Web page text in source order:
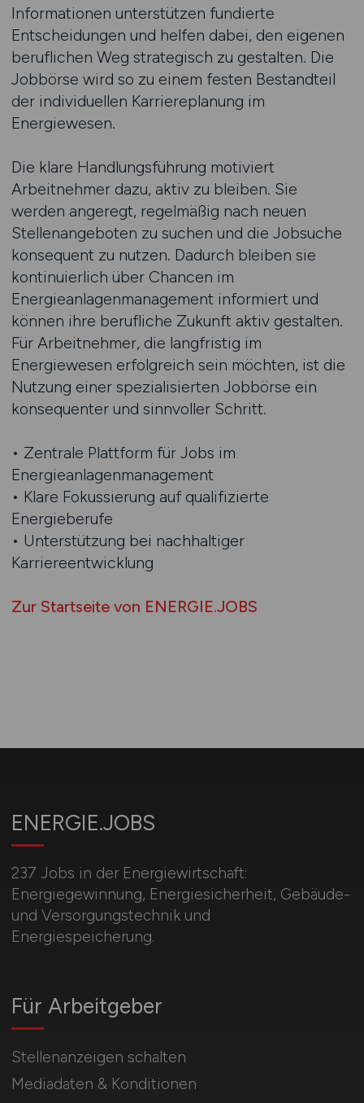
Informationen unterstützen fundierte
Entscheidungen und helfen dabei, den eigenen
beruflichen Weg strategisch zu gestalten. Die
Jobbörse wird so zu einem festen Bestandteil
der individuellen Karriereplanung im
Energiewesen.
Die klare Handlungsführung motiviert
Arbeitnehmer dazu, aktiv zu bleiben. Sie
werden angeregt, regelmäßig nach neuen
Stellenangeboten zu suchen und die Jobsuche
konsequent zu nutzen. Dadurch bleiben sie
kontinuierlich über Chancen im
Energieanlagenmanagement informiert und
können ihre berufliche Zukunft aktiv gestalten.
Für Arbeitnehmer, die langfristig im
Energiewesen erfolgreich sein möchten, ist die
Nutzung einer spezialisierten Jobbörse ein
konsequenter und sinnvoller Schritt.
• Zentrale Plattform für Jobs im
Energieanlagenmanagement
• Klare Fokussierung auf qualifizierte
Energieberufe
• Unterstützung bei nachhaltiger
Karriereentwicklung
Zur Startseite von ENERGIE.JOBS
ENERGIE.JOBS
237 Jobs in der Energiewirtschaft:
Energiegewinnung, Energiesicherheit, Gebäude-
und Versorgungstechnik und
Energiespeicherung.
Für Arbeitgeber
Stellenanzeigen schalten
Mediadaten & Konditionen